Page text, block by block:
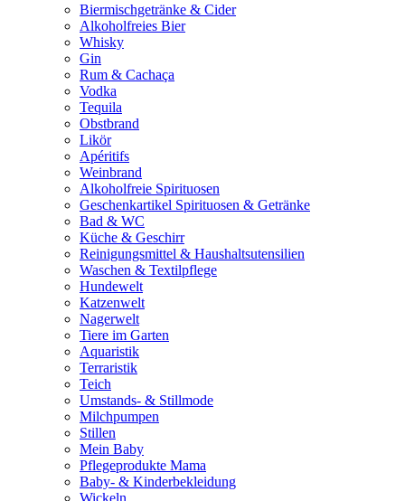
Biermischgetränke & Cider
Alkoholfreies Bier
Whisky
Gin
Rum & Cachaça
Vodka
Tequila
Obstbrand
Likör
Apéritifs
Weinbrand
Alkoholfreie Spirituosen
Geschenkartikel Spirituosen & Getränke
Bad & WC
Küche & Geschirr
Reinigungsmittel & Haushaltsutensilien
Waschen & Textilpflege
Hundewelt
Katzenwelt
Nagerwelt
Tiere im Garten
Aquaristik
Terraristik
Teich
Umstands- & Stillmode
Milchpumpen
Stillen
Mein Baby
Pflegeprodukte Mama
Baby- & Kinderbekleidung
Wickeln